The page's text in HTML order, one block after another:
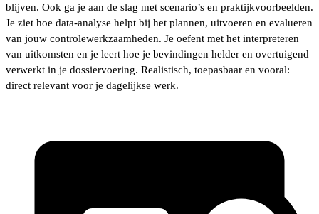
blijven. Ook ga je aan de slag met scenario’s en praktijkvoorbeelden.
Je ziet hoe data-analyse helpt bij het plannen, uitvoeren en evalueren
van jouw controlewerkzaamheden. Je oefent met het interpreteren
van uitkomsten en je leert hoe je bevindingen helder en overtuigend
verwerkt in je dossiervoering. Realistisch, toepasbaar en vooral:
direct relevant voor je dagelijkse werk.